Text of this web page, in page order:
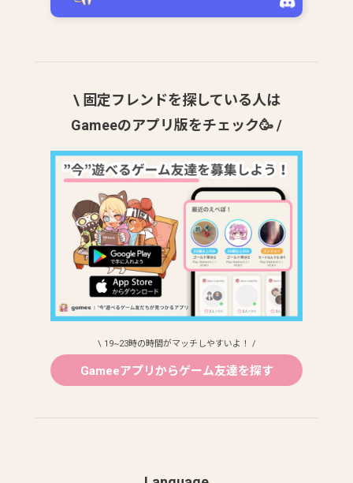
\ 固定フレンドを探している人は
Gameeのアプリ版をチェック🥳 /
\ 19~23時の時間がマッチしやすいよ！ /
Gameeアプリからゲーム友達を探す